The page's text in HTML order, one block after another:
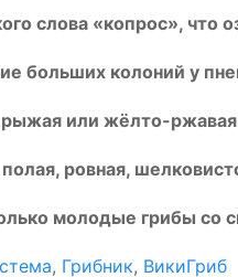
слова «копрос», что
больших колоний у
рыжая или жёлто-
ровная,
молодые грибы со
, Грибник, ВикиГриб